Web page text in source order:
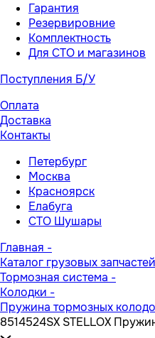
Гарантия
Резервировние
Комплектность
Для СТО и магазинов
Поступления Б/У
Оплата
Доставка
Контакты
Петербург
Москва
Красноярск
Елабуга
СТО Шушары
Главная -
Каталог грузовых запчастей
Тормозная система -
Колодки -
Пружина тормозных
8514524SX STELLOX